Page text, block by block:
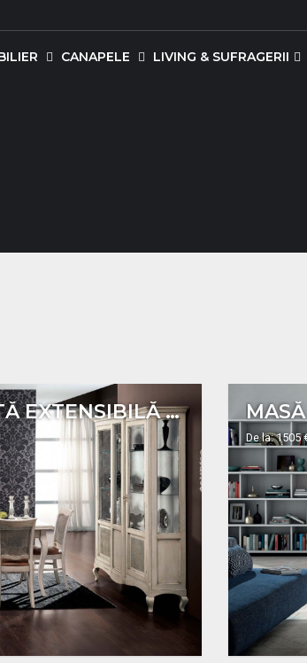
CANAPELE LIVING & SUFRAGERII
MASĂ PĂTRATĂ EXTENSIBILĂ ART. 505
De la: 1505